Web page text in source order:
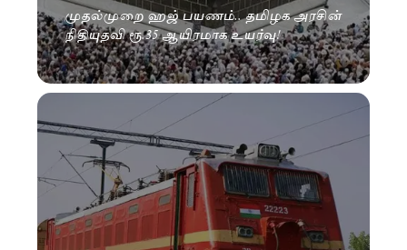
முதல்முறை ஹஜ் பயணம்.. தமிழக அரசின்
நிதியுதவி ரூ.35 ஆயிரமாக உயர்வு!